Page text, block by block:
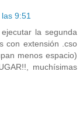
9:51
la segunda
con extensión .cso
menos espacio)
muchísimas